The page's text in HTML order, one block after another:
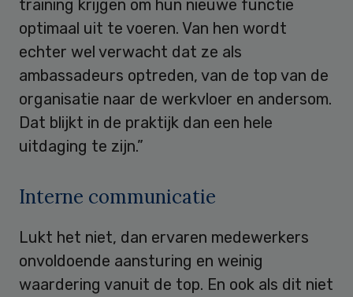
training krijgen om hun nieuwe functie
optimaal uit te voeren. Van hen wordt
echter wel verwacht dat ze als
ambassadeurs optreden, van de top van de
organisatie naar de werkvloer en andersom.
Dat blijkt in de praktijk dan een hele
uitdaging te zijn.”
Interne communicatie
Lukt het niet, dan ervaren medewerkers
onvoldoende aansturing en weinig
waardering vanuit de top. En ook als dit niet